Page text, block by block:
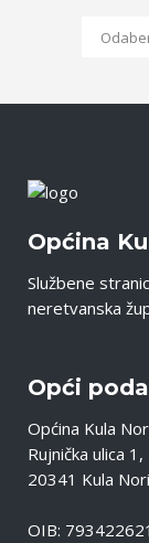
Arhiva
Općina
Službene
neretvanska
Opći
Općina Kula
Rujnička ulica 1,
20341 Kula
OIB: